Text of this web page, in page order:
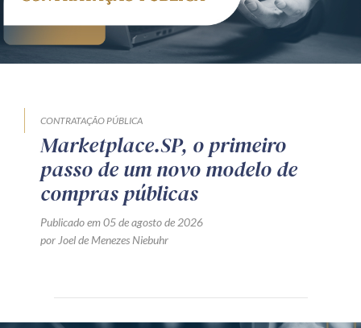
CONTRATAÇÃO PÚBLICA
Marketplace.SP, o primeiro
passo de um novo modelo de
compras públicas
Publicado em 05 de agosto de 2026
por Joel de Menezes Niebuhr